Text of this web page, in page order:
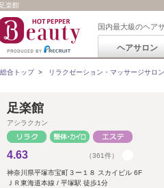
足楽館
国内最大級のヘア
ヘアサロン
総合トップ> リラクゼーション・マッサージサロ
足楽館
アシラクカン
4.63 （361件）
神奈川県平塚市宝町３ー１８ スカイビル 6F
ＪＲ東海道本線 / 平塚駅 徒歩1分